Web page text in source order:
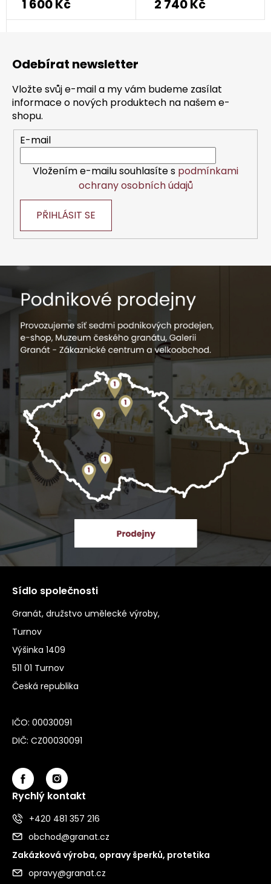
1 600 Kč 2 740 Kč
Odebírat newsletter
Vložte svůj e-mail a my vám budeme zasílat
informace o nových produktech na našem e-
shopu.
E-mail
Vložením e-mailu souhlasíte s podmínkami
ochrany osobních údajů
PŘIHLÁSIT SE
Sídlo společnosti
Granát, družstvo umělecké výroby,
Turnov
Výšinka 1409
511 01 Turnov
Česká republika
IČO: 00030091
DIČ: CZ00030091
Rychlý kontakt
+420 481 357 216
obchod@granat.cz
Zakázková výroba, opravy šperků, protetika
opravy@granat.cz